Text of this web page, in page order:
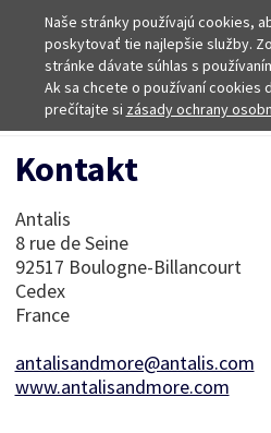
Naše stránky používajú cookies,
poskytovať tie najlepšie služby.
stránke dávate súhlas s
Ak sa chcete o používaní cookies
prečítajte si zásady ochrany
Domov Kontakt
Kontakt
Antalis
8 rue de Seine
92517 Boulogne-Billancourt
Cedex
France
antalisandmore@antalis.com
www.antalisandmore.com